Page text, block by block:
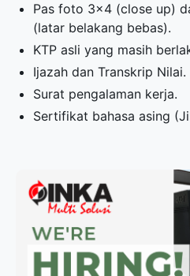
Pas foto 3×4 (close up)
(latar belakang bebas).
KTP asli yang masih
Ijazah dan Transkrip Nilai.
Surat pengalaman kerja.
Sertifikat bahasa asing